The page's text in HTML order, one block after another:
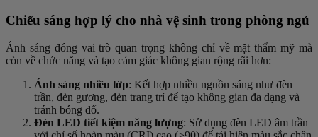
Chiếu sáng hợp lý cho nhà vệ sinh trong phòng ngủ
Ánh sáng đóng vai trò quan trọng không chỉ về mặt thẩm mỹ mà
còn về chức năng và tạo cảm giác không gian rộng rãi hơn:
Ánh sáng nhiều lớp: Kết hợp nhiều nguồn sáng như đèn
trần, đèn gương, đèn trang trí để tạo không gian đa dạng và
tránh bóng đổ.
Đèn LED tiết kiệm năng lượng: Sử dụng đèn LED âm trần